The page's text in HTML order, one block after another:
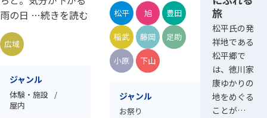
雨の日 …続きを読む
広域
ジャンル
体験・施設
屋内
松平 旭 豊田
稲武 藤岡 足助
小原 下山
ジャンル
お祭り
旅
松平氏の発
祥地である
松平郷で
は、徳川家
康ゆかりの
地をめぐる
ことが…